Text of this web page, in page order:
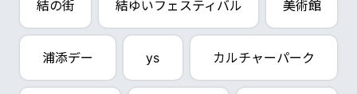
結の街 結ゆいフェスティバル 美術館
浦添デー ys カルチャーパーク